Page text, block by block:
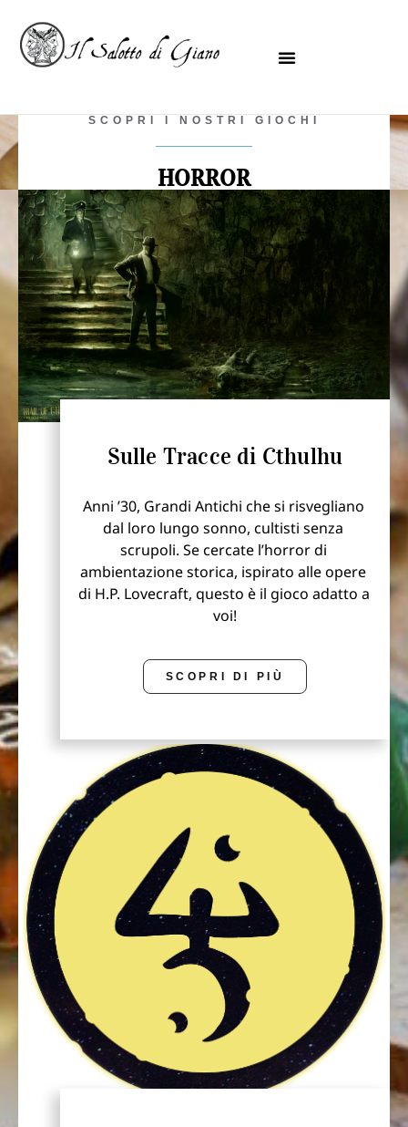
SCOPRI I NOSTRI GIOCHI
HORROR
Sulle Tracce di Cthulhu
Anni ’30, Grandi Antichi che si risvegliano
dal loro lungo sonno, cultisti senza
scrupoli. Se cercate l’horror di
ambientazione storica, ispirato alle opere
di H.P. Lovecraft, questo è il gioco adatto a
voi!
SCOPRI DI PIÙ